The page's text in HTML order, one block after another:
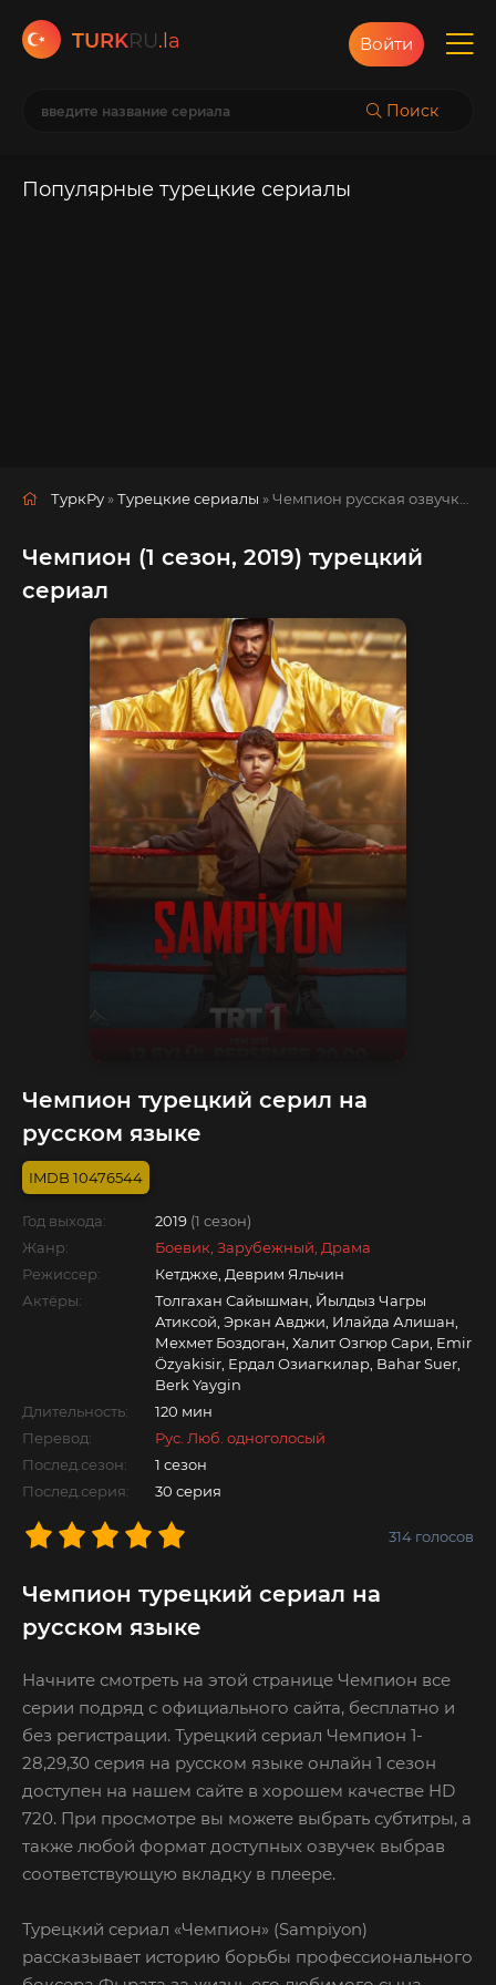
TURKRU.la
Поиск
Войти
Популярные турецкие сериалы
ТуркРу »Турецкие сериалы » Чемпион русская озвучка смотреть полностью онлайн!
Чемпион (1 сезон, 2019) турецкий
сериал
Чемпион турецкий серил на
русском языке
10476544
Год выхода: 2019 (1 сезон)
Жанр:
Боевик, Зарубежный, Драма
Режиссер:
Кетджхе, Деврим Яльчин
Актёры:
Толгахан Сайышман, Йылдыз Чагры
Атиксой, Эркан Авджи, Илайда Алишан,
Мехмет Боздоган, Халит Озгюр Сари, Emir
Özyakisir, Ердал Озиагкилар, Bahar Suer,
Berk Yaygin
Длительность:
120 мин
Перевод:
Рус. Люб. одноголосый
Послед.сезон:
1 сезон
Послед.серия:
30 серия
314 голосов
Чемпион турецкий сериал на
русском языке
Начните смотреть на этой странице Чемпион все
серии подряд с официального сайта, бесплатно и
без регистрации. Турецкий сериал Чемпион 1-
28,29,30 серия на русском языке онлайн 1 сезон
доступен на нашем сайте в хорошем качестве HD
720. При просмотре вы можете выбрать субтитры, а
также любой формат доступных озвучек выбрав
соответствующую вкладку в плеере.
Турецкий сериал «Чемпион» (Sampiyon)
рассказывает историю борьбы профессионального